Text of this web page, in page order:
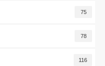
75
78
116